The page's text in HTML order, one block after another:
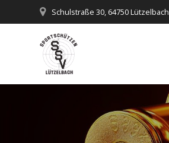
Inhalt
Schulstraße 30, 64750 Lützelbach